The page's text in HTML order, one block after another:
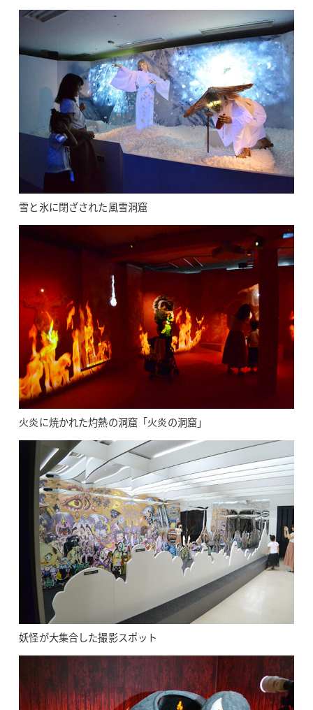
雪と氷に閉ざされた風雪洞窟
火炎に焼かれた灼熱の洞窟「火炎の洞窟」
妖怪が大集合した撮影スポット